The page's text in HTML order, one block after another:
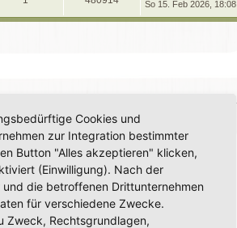
n
e
r
n
t
e
n
u
e
e
z
So 15. Feb 2026, 18:08
Cookies und
zur Integration bestimmter
Button "Alles akzeptieren" klicken,
(Einwilligung). Nach der
die betroffenen Drittunternehmen
für verschiedene Zwecke.
Zweck, Rechtsgrundlagen,